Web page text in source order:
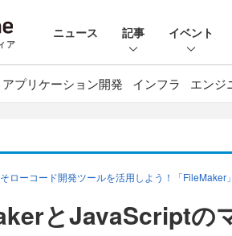
ア
ニュース 記事 イベント
アプリケーション開発 インフラ エンジ
ローコード開発ツールを活用しよう！「FileMaker
とJavaScriptの